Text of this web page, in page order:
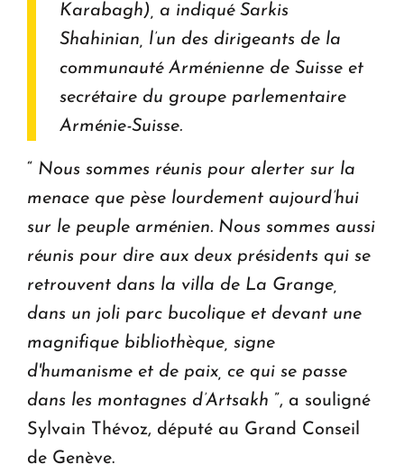
Karabagh), a indiqué Sarkis
Shahinian, l’un des dirigeants de la
communauté Arménienne de Suisse et
secrétaire du groupe parlementaire
Arménie-Suisse.
“ Nous sommes réunis pour alerter sur la
menace que pèse lourdement aujourd’hui
sur le peuple arménien. Nous sommes aussi
réunis pour dire aux deux présidents qui se
retrouvent dans la villa de La Grange,
dans un joli parc bucolique et devant une
magnifique bibliothèque, signe
d'humanisme et de paix, ce qui se passe
dans les montagnes d’Artsakh ”, a souligné
Sylvain Thévoz, député au Grand Conseil
de Genève.